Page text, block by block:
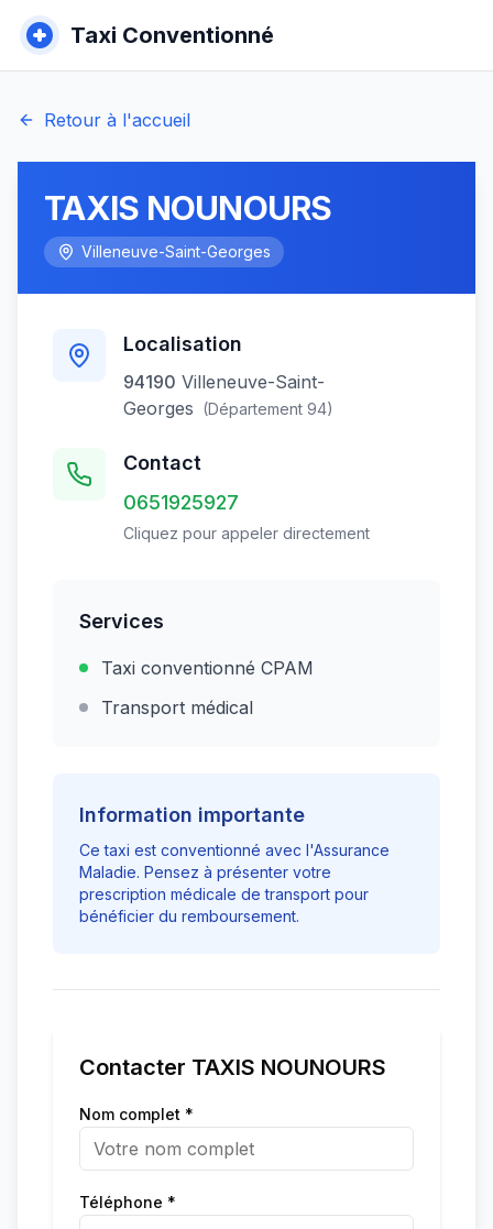
Taxi Conventionné
Retour à l'accueil
TAXIS NOUNOURS
Villeneuve-Saint-Georges
Localisation
94190 Villeneuve-Saint-
Georges (Département 94)
Contact
0651925927
Cliquez pour appeler directement
Services
Taxi conventionné CPAM
Transport médical
Information importante
Ce taxi est conventionné avec l'Assurance
Maladie. Pensez à présenter votre
prescription médicale de transport pour
bénéficier du remboursement.
Contacter TAXIS NOUNOURS
Nom complet *
Téléphone *